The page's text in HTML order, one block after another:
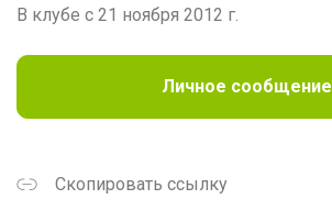
В клубе с 21 ноября 2012 г.
Личное сообщение
Скопировать ссылку